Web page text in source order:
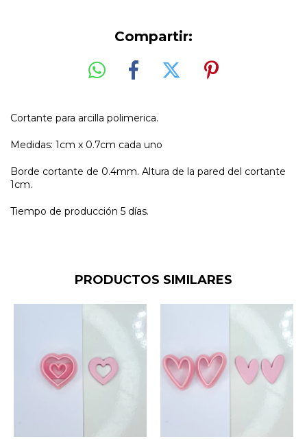
Compartir:
Cortante para arcilla polimerica.
Medidas: 1cm x 0.7cm cada uno
Borde cortante de 0.4mm. Altura de la pared del cortante
1cm.
Tiempo de producción 5 días.
PRODUCTOS SIMILARES